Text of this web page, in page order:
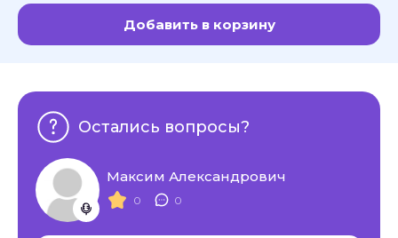
Добавить в корзину
Остались вопросы?
Максим Александрович
0 0